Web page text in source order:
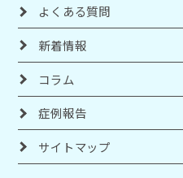
よくある質問
新着情報
コラム
症例報告
サイトマップ